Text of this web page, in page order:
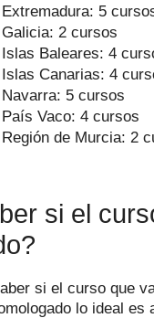
Extremadura: 5
Galicia: 2 cursos
Islas Baleares: 4
Islas Canarias: 4
Navarra: 5 cursos
País Vaco: 4 cursos
Región de Murcia: 2
si el
si el curso que
lo ideal es